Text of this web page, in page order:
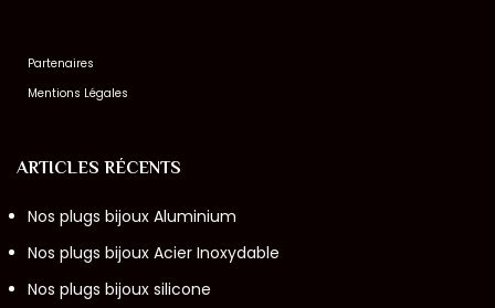
Partenaires
Mentions Légales
ARTICLES RÉCENTS
Nos plugs bijoux Aluminium
Nos plugs bijoux Acier Inoxydable
Nos plugs bijoux silicone